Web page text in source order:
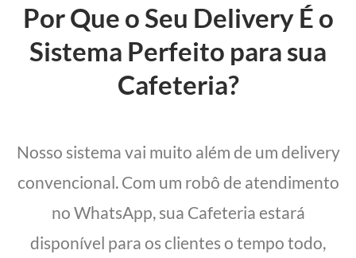
Por Que o Seu Delivery É o
Sistema Perfeito para sua
Cafeteria?
Nosso sistema vai muito além de um delivery
convencional. Com um robô de atendimento
no WhatsApp, sua Cafeteria estará
disponível para os clientes o tempo todo,